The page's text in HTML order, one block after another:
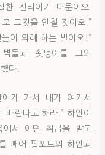
진리이기 때문이오.
그것을 인칠 것이오.”
이 의례 하는 말이오!”
돌과 쇳덩이를 그의
다.
게 가서 내가 여기서
란다고 해라.” 하인이
에서 어떤 취급을 받고
빼어 필포트의 하인과